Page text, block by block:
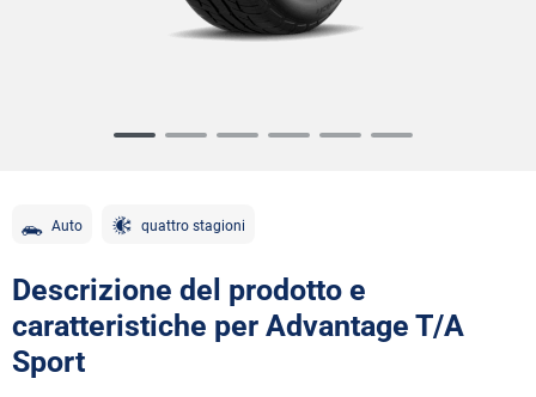
Auto quattro stagioni
Descrizione del prodotto e
caratteristiche per Advantage T/A
Sport